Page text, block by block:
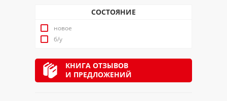
СОСТОЯНИЕ
новое
б/у
КНИГА ОТЗЫВОВ
И ПРЕДЛОЖЕНИЙ